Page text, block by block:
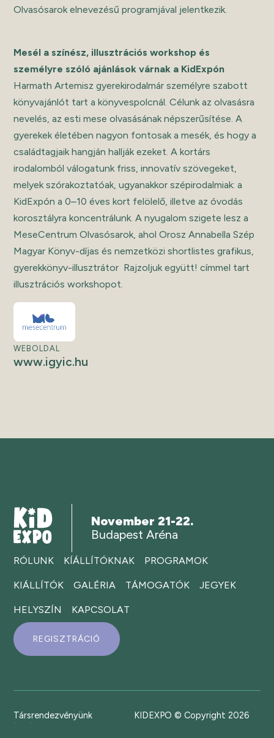
Olvasósarok elnevezésű programjával jelentkezik.
Mesél a színész, illusztrációs workshop és
személyre szóló ajánlások várnak a KidExpón
Harmath Artemisz gyerekirodalmár személyre szabott
könyvajánlót tart a könyvespolcnál. Célunk az olvasásra
nevelés, az esti mese olvasásának népszerűsítése. A
gyerekek életében nagyon fontosak a mesék, és hogy a
családtagjaik hangján hallják ezeket. A kortárs
irodalomból válogatunk friss, innovatív szövegeket,
melyek szórakoztatóak, ugyanakkor szépirodalmiak: a
KidExpón a 0–10 éves kort felölelő, illetve az óvodás
korosztályra koncentrálunk. A nyugalom szigete lesz a
MeseCentrum Olvasósarok, ahol Orosz Annabella Szép
Magyar Könyv-díjas és nemzetközi shortlistes grafikus,
gyerekkönyv-illusztrátor Rajzoljuk együtt! címmel tart
illusztrációs workshopot.
WEBOLDAL
www.igyic.hu
November 21-22.
Budapest Aréna
RÓLUNK KÍÁLLÍTÓKNAK PROGRAMOK
KIÁLLÍTÓK GALÉRIA TÁMOGATÓK JEGYEK
HELYSZÍN KAPCSOLAT
REGISZTRÁCIÓ
Társrendezvényünk KIDEXPO © Copyright 2026